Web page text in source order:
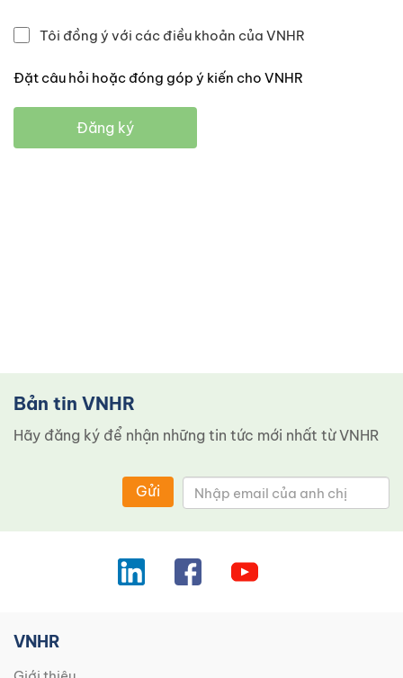
Tôi đồng ý với các điều khoản của VNHR
Đặt câu hỏi hoặc đóng góp ý kiến cho VNHR
Đăng ký
Bản tin VNHR
Hãy đăng ký để nhận những tin tức mới nhất từ ​​VNHR
Gửi
VNHR